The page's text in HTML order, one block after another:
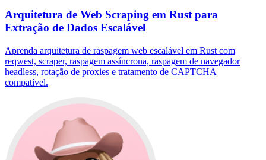
Arquitetura de Web Scraping em Rust para
Extração de Dados Escalável
Aprenda arquitetura de raspagem web escalável em Rust com
reqwest, scraper, raspagem assíncrona, raspagem de navegador
headless, rotação de proxies e tratamento de CAPTCHA
compatível.